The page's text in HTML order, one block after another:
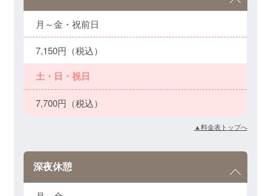
月～金・祝前日
7,150円（税込）
土・日・祝日
7,700円（税込）
▲料金表トップへ
深夜休憩